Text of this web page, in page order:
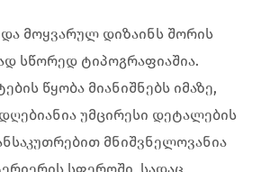
მოყვარულ დიზაინს შორის
სწორედ ტიპოგრაფიაშია.
წყობა მიანიშნებს იმაზე,
უმცირესი დეტალების
მნიშვნელოვანია